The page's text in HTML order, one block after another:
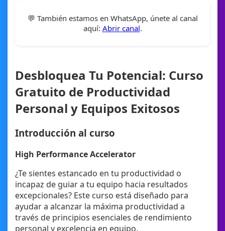
💬 También estamos en WhatsApp, únete al canal
aquí: Abrir canal.
Desbloquea Tu Potencial: Curso
Gratuito de Productividad
Personal y Equipos Exitosos
Introducción al curso
High Performance Accelerator
¿Te sientes estancado en tu productividad o
incapaz de guiar a tu equipo hacia resultados
excepcionales? Este curso está diseñado para
ayudar a alcanzar la máxima productividad a
través de principios esenciales de rendimiento
personal y excelencia en equipo.